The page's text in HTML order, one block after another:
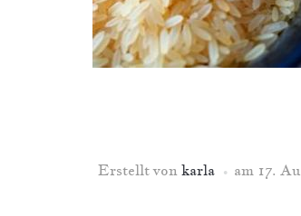
Erstellt von karla am 17.